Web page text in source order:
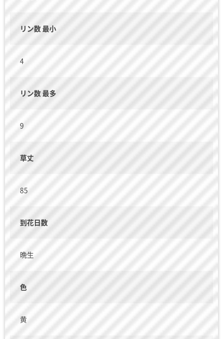
リン数 最小
4
リン数 最多
9
草丈
85
到花日数
晩生
色
黄